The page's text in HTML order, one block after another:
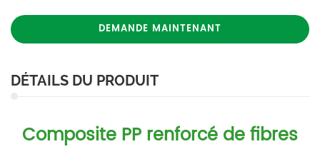
DEMANDE MAINTENANT
DÉTAILS DU PRODUIT
Composite PP renforcé de fibres